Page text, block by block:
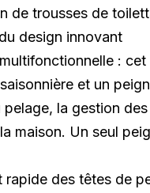
design innovant
:
et un
la gestion
maison. Un seul
rapide des têtes de